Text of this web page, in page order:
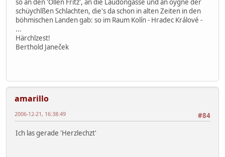
so an den 'Ollen Fritz', an die Laudongasse und an öygne der
schüychlßen Schlachten, die's da schon in alten Zeiten in den
böhmischen Landen gab: so im Raum Kolín - Hradec Králové -
...
Härchlzest!
Berthold Janeček
amarillo
#84
2006-12-21, 16:38:49
Ich las gerade 'Herzlechzt'